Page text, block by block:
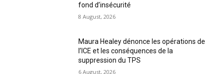
fond d’insécurité
8 August, 2026
Maura Healey dénonce les opérations de
l’ICE et les conséquences de la
suppression du TPS
6 August, 2026